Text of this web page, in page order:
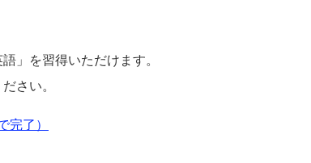
」を習得いただけます。
さい。
完了）